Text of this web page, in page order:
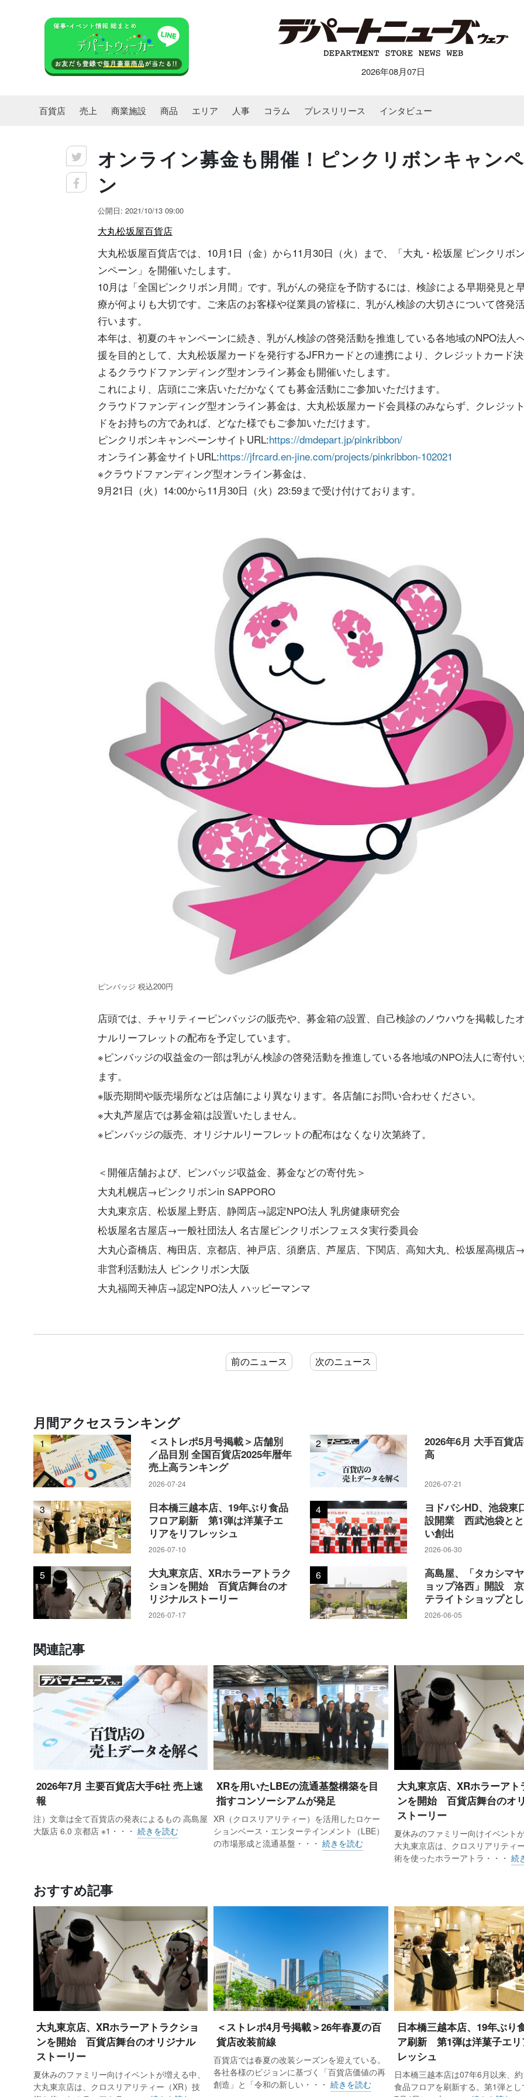
2026年08月07日
百貨店 売上 商業施設 商品 エリア 人事 コラム プレスリリース インタビュー
オンライン募金も開催！ピンクリボンキャン
ン
公開日: 2021/10/13 09:00
大丸松坂屋百貨店
大丸松坂屋百貨店では、10月1日（金）から11月30日（火）まで、「大丸・松坂屋 ピンクリボ
ンペーン」を開催いたします。
10月は「全国ピンクリボン月間」です。乳がんの発症を予防するには、検診による早期発見と
療が何よりも大切です。ご来店のお客様や従業員の皆様に、乳がん検診の大切さについて啓発
行います。
本年は、初夏のキャンペーンに続き、乳がん検診の啓発活動を推進している各地域のNPO法人
援を目的として、大丸松坂屋カードを発行するJFRカードとの連携により、クレジットカード
よるクラウドファンディング型オンライン募金も開催いたします。
これにより、店頭にご来店いただかなくても募金活動にご参加いただけます。
クラウドファンディング型オンライン募金は、大丸松坂屋カード会員様のみならず、クレジッ
ドをお持ちの方であれば、どなた様でもご参加いただけます。
ピンクリボンキャンペーンサイトURL:https://dmdepart.jp/pinkribbon/
オンライン募金サイトURL:https://jfrcard.en-jine.com/projects/pinkribbon-102021
※クラウドファンディング型オンライン募金は、
9月21日（火）14:00から11月30日（火）23:59まで受け付けております。
ピンバッジ 税込200円
店頭では、チャリティーピンバッジの販売や、募金箱の設置、自己検診のノウハウを掲載した
ナルリーフレットの配布を予定しています。
※ピンバッジの収益金の一部は乳がん検診の啓発活動を推進している各地域のNPO法人に寄付
ます。
※販売期間や販売場所などは店舗により異なります。各店舗にお問い合わせください。
※大丸芦屋店では募金箱は設置いたしません。
※ピンバッジの販売、オリジナルリーフレットの配布はなくなり次第終了。
＜開催店舗および、ピンバッジ収益金、募金などの寄付先＞
大丸札幌店→ピンクリボンin SAPPORO
大丸東京店、松坂屋上野店、静岡店→認定NPO法人 乳房健康研究会
松坂屋名古屋店→一般社団法人 名古屋ピンクリボンフェスタ実行委員会
大丸心斎橋店、梅田店、京都店、神戸店、須磨店、芦屋店、下関店、高知大丸、松坂屋高槻店
非営利活動法人 ピンクリボン大阪
大丸福岡天神店→認定NPO法人 ハッピーマンマ
前のニュース 次のニュース
月間アクセスランキング
1
＜ストレポ5月号掲載＞店舗別
／品目別 全国百貨店2025年暦年
売上高ランキング
2026-07-24
2
2026年6月 大手百貨
高
2026-07-21
3
日本橋三越本店、19年ぶり食品
フロア刷新 第1弾は洋菓子エ
リアをリフレッシュ
2026-07-10
4
ヨドバシHD、池袋東
設開業 西武池袋と
い創出
2026-06-30
5
大丸東京店、XRホラーアトラク
ションを開始 百貨店舞台のオ
リジナルストーリー
2026-07-17
6
高島屋、「タカシマ
ョップ洛西」開設
テライトショップと
2026-06-05
関連記事
2026年7月 主要百貨店大手6社 売上速
報
注）文章は全て百貨店の発表によるもの 高島屋
大阪店 6.0 京都店 ※1・・・ 続きを読む
XRを用いたLBEの流通基盤構築を目
指すコンソーシアムが発足
XR（クロスリアリティー）を活用したロケー
ションベース・エンターテインメント（LBE）
の市場形成と流通基盤・・・続きを読む
大丸東京店、XRホラーアト
ンを開始 百貨店舞台のオ
ストーリー
夏休みのファミリー向けイベント
大丸東京店は、クロスリアリティ
術を使ったホラーアトラ・・・ 続
おすすめ記事
大丸東京店、XRホラーアトラクショ
ンを開始 百貨店舞台のオリジナル
ストーリー
夏休みのファミリー向けイベントが増える中、
大丸東京店は、クロスリアリティー（XR）技
＜ストレポ4月号掲載＞26年春夏の百
貨店改装前線
百貨店では春夏の改装シーズンを迎えている。
各社各様のビジョンに基づく「百貨店価値の再
創造」と「令和の新しい・・・続きを読む
日本橋三越本店、19年ぶり
ア刷新 第1弾は洋菓子エリ
レッシュ
日本橋三越本店は07年6月以来、
食品フロアを刷新する。第1弾と